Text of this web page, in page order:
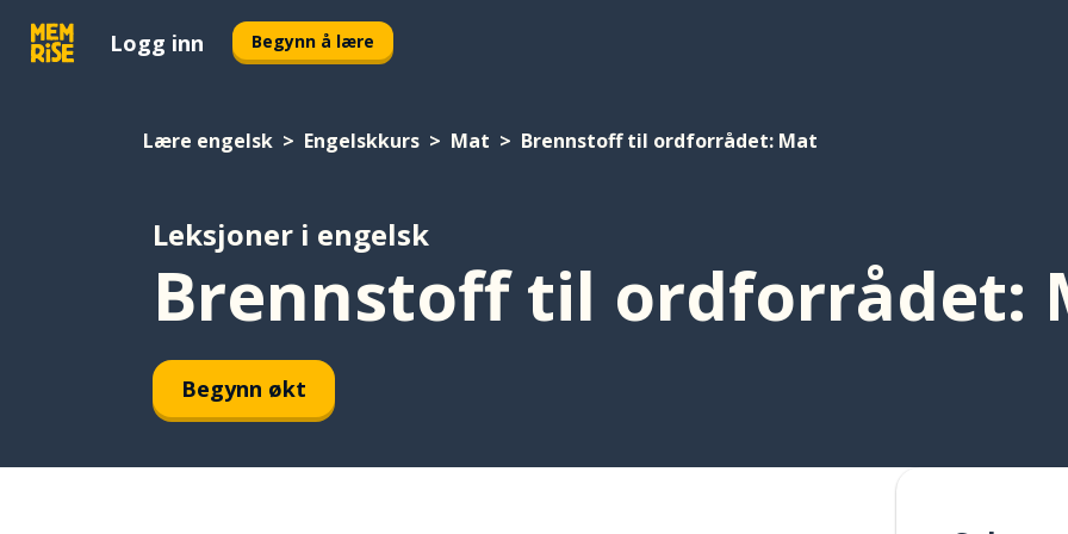
Logg inn Begynn å lære
Lære engelsk Engelskkurs Mat Brennstoff til ordforrådet: Mat
Leksjoner i engelsk
Brennstoff til ordforrådet:
Begynn økt